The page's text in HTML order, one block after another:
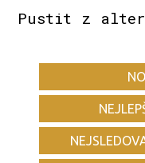
Pustit z